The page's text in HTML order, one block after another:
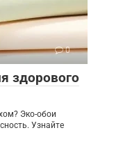
0
здорового
Эко-обои
Узнайте